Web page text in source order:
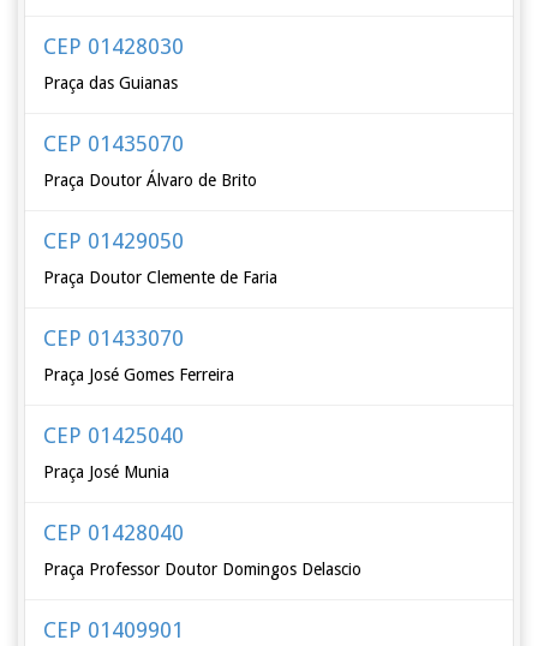
CEP 01428030
Praça das Guianas
CEP 01435070
Praça Doutor Álvaro de Brito
CEP 01429050
Praça Doutor Clemente de Faria
CEP 01433070
Praça José Gomes Ferreira
CEP 01425040
Praça José Munia
CEP 01428040
Praça Professor Doutor Domingos Delascio
CEP 01409901